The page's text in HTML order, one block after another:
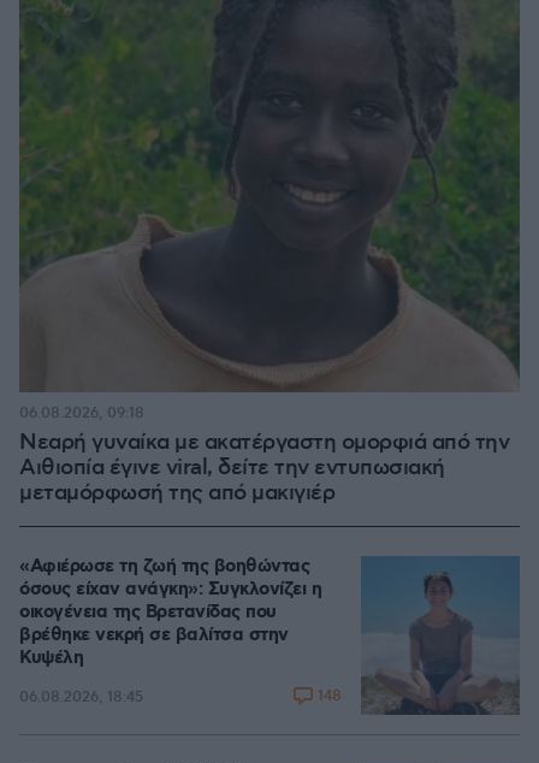
Νεαρή γυναίκα με ακατέργαστη ομορφιά από την
Αιθιοπία έγινε viral, δείτε την εντυπωσιακή
μεταμόρφωσή της από μακιγιέρ
06.08.2026, 09:18
«Αφιέρωσε τη ζωή της βοηθώντας
όσους είχαν ανάγκη»: Συγκλονίζει η
οικογένεια της Βρετανίδας που
βρέθηκε νεκρή σε βαλίτσα στην
Κυψέλη
06.08.2026, 18:45 148